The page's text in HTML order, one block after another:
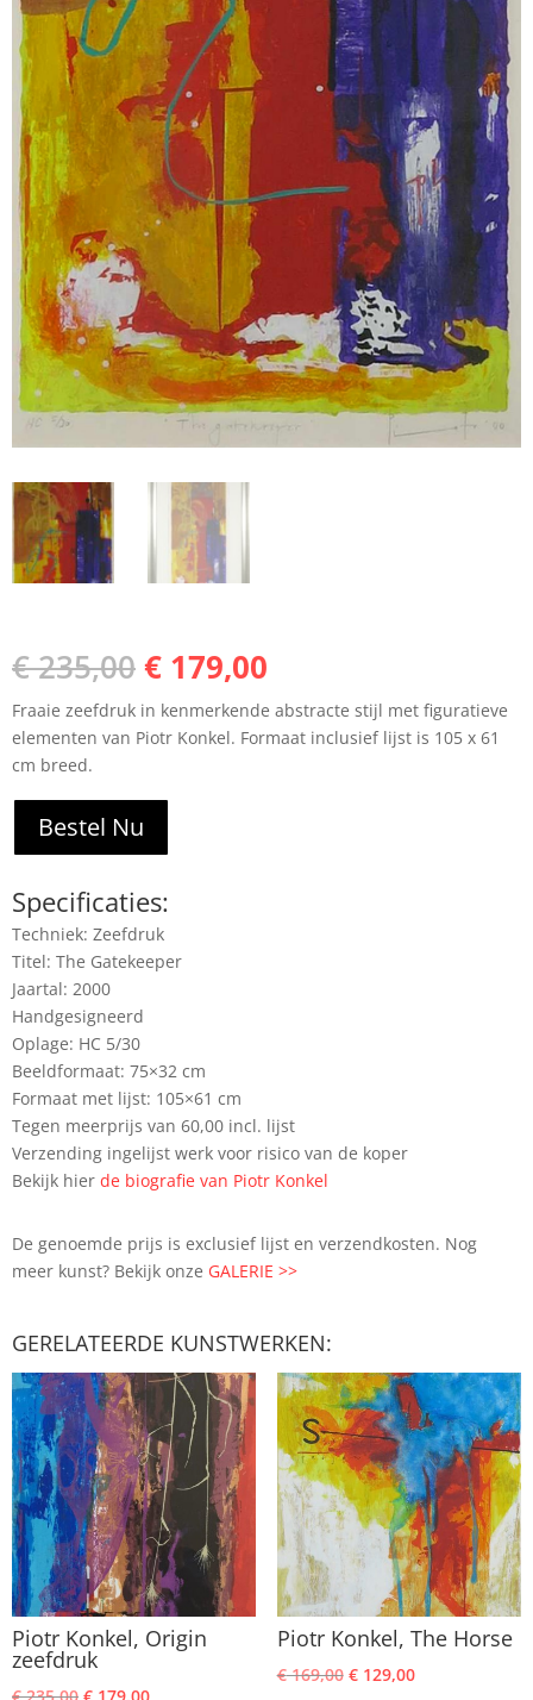
€235,00Oorspronkelijke
prijs
was:
€ 235,00.
€ 179,00
prijs
is:
€ 179,00.
Fraaie zeefdruk in kenmerkende abstracte stijl met figuratieve
elementen van Piotr Konkel. Formaat inclusief lijst is 105 x 61
cm breed.
Bestel Nu
Specificaties:
Techniek: Zeefdruk
Titel: The Gatekeeper
Jaartal: 2000
Handgesigneerd
Oplage: HC 5/30
Beeldformaat: 75×32 cm
Formaat met lijst: 105×61 cm
Tegen meerprijs van 60,00 incl. lijst
Verzending ingelijst werk voor risico van de koper
Bekijk hier de biografie van Piotr Konkel
De genoemde prijs is exclusief lijst en verzendkosten. Nog
meer kunst? Bekijk onze GALERIE >>
GERELATEERDE KUNSTWERKEN:
Piotr Konkel, Origin
zeefdruk
Oorspronkelijke
Huidige
Piotr Konkel, The Horse
€169,00 Oorspronkelijke
€129,00Huidige